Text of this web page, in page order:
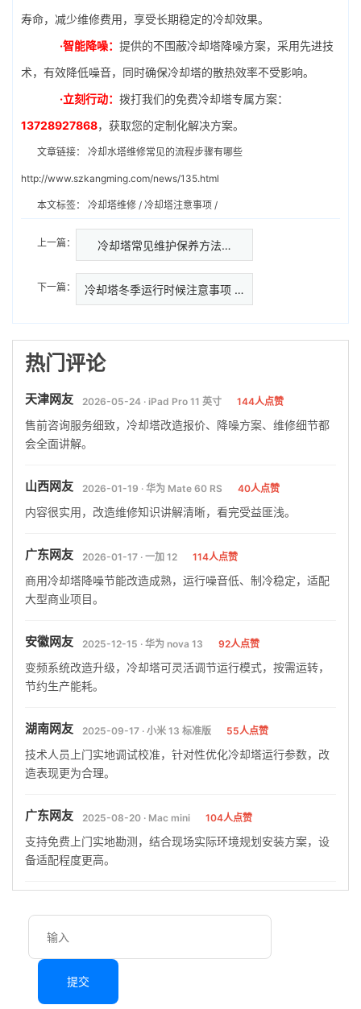
寿命，减少维修费用，享受长期稳定的冷却效果。
·智能降噪： 提供的不围蔽冷却塔降噪方案，采用先进技
术，有效降低噪音，同时确保冷却塔的散热效率不受影响。
·立刻行动： 拨打我们的免费冷却塔专属方案：
13728927868，获取您的定制化解决方案。
文章链接： 冷却水塔维修常见的流程步骤有哪些
http://www.szkangming.com/news/135.html
本文标签： 冷却塔维修 / 冷却塔注意事项 /
上一篇： 冷却塔常见维护保养方法…
下一篇： 冷却塔冬季运行时候注意事项 ,冬
热门评论
天津网友 2026-05-24 · iPad Pro 11 英寸 144人点赞
售前咨询服务细致，冷却塔改造报价、降噪方案、维修细节都
会全面讲解。
山西网友 2026-01-19 · 华为 Mate 60 RS 40人点赞
内容很实用，改造维修知识讲解清晰，看完受益匪浅。
广东网友 2026-01-17 · 一加 12 114人点赞
商用冷却塔降噪节能改造成熟，运行噪音低、制冷稳定，适配
大型商业项目。
安徽网友 2025-12-15 · 华为 nova 13 92人点赞
变频系统改造升级，冷却塔可灵活调节运行模式，按需运转，
节约生产能耗。
湖南网友 2025-09-17 · 小米 13 标准版 55人点赞
技术人员上门实地调试校准，针对性优化冷却塔运行参数，改
造表现更为合理。
广东网友 2025-08-20 · Mac mini 104人点赞
支持免费上门实地勘测，结合现场实际环境规划安装方案，设
备适配程度更高。
提交